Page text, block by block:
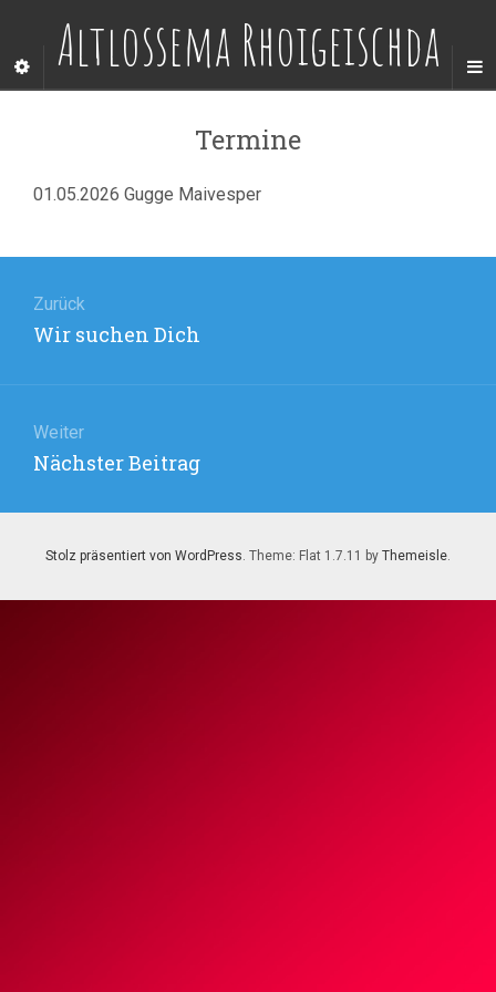
Altlossema Rhoigeischda
Termine
01.05.2026 Gugge Maivesper
Zurück
Vorheriger
Wir suchen Dich
Weiter
Nächster
Nächster Beitrag
Stolz präsentiert von WordPress. Theme: Flat 1.7.11 by Themeisle.